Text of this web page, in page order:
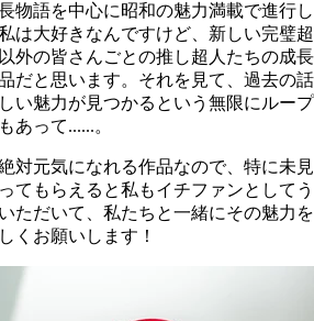
物語を中心に昭和の魅力満載で進行し
は大好きなんですけど、新しい完璧超
外の皆さんごとの推し超人たちの成長
だと思います。それを見て、過去の話
い魅力が見つかるという無限にループ
あって......。
対元気になれる作品なので、特に未見
てもらえると私もイチファンとしてう
ただいて、私たちと一緒にその魅力を
くお願いします！